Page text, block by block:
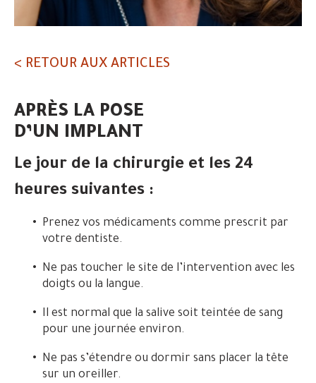
< RETOUR AUX ARTICLES
APRÈS LA POSE
D’UN IMPLANT
Le jour de la chirurgie et les 24
heures suivantes :
Prenez vos médicaments comme prescrit par
votre dentiste.
Ne pas toucher le site de l’intervention avec les
doigts ou la langue.
Il est normal que la salive soit teintée de sang
pour une journée environ.
Ne pas s’étendre ou dormir sans placer la tête
sur un oreiller.